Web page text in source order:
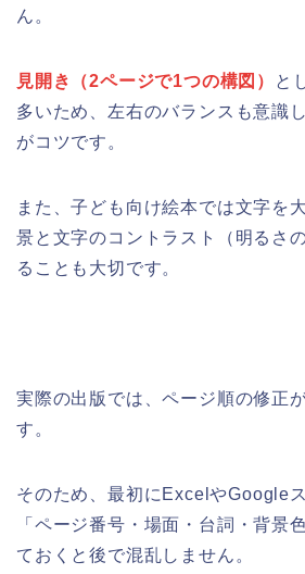
ん。
見開き（2ページで1つの構図）
と
多いため、左右のバランスも意識
がコツです。
また、子ども向け絵本では文字を
景と文字のコントラスト（明るさ
ることも大切です。
実際の出版では、ページ順の修正
す。
そのため、最初にExcelやGoogle
「ページ番号・場面・台詞・背景
ておくと後で混乱しません。